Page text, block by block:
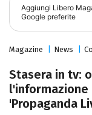
Aggiungi Libero
Google preferite
Magazine News
Stasera in tv:
l'informazione
'Propaganda